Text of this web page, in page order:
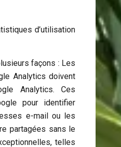
d’utilisation
façons : Les
Analytics doivent
Analytics. Ces
pour identifier
e-mail ou les
partagées sans le
telles